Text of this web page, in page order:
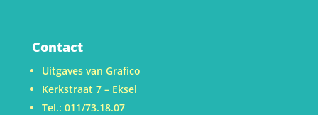
Contact
Uitgaves van Grafico
Kerkstraat 7 – Eksel
Tel.: 011/73.18.07